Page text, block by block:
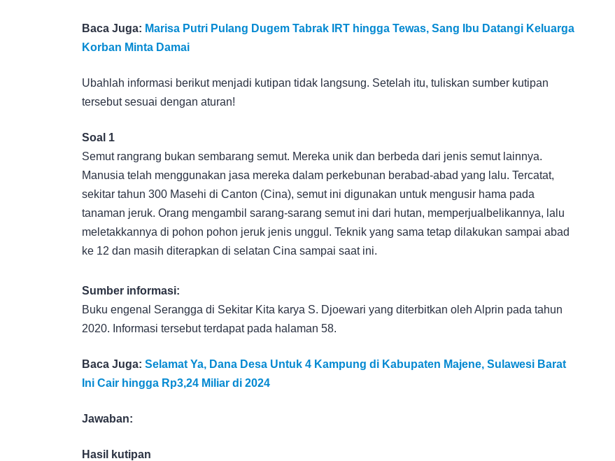
Baca Juga: Marisa Putri Pulang Dugem Tabrak IRT hingga Tewas, Sang Ibu Datangi Keluarga
Korban Minta Damai
Ubahlah informasi berikut menjadi kutipan tidak langsung. Setelah itu, tuliskan sumber kutipan
tersebut sesuai dengan aturan!
Soal 1
Semut rangrang bukan sembarang semut. Mereka unik dan berbeda dari jenis semut lainnya.
Manusia telah menggunakan jasa mereka dalam perkebunan berabad-abad yang lalu. Tercatat,
sekitar tahun 300 Masehi di Canton (Cina), semut ini digunakan untuk mengusir hama pada
tanaman jeruk. Orang mengambil sarang-sarang semut ini dari hutan, memperjualbelikannya, lalu
meletakkannya di pohon pohon jeruk jenis unggul. Teknik yang sama tetap dilakukan sampai abad
ke 12 dan masih diterapkan di selatan Cina sampai saat ini.
Sumber informasi:
Buku engenal Serangga di Sekitar Kita karya S. Djoewari yang diterbitkan oleh Alprin pada tahun
2020. Informasi tersebut terdapat pada halaman 58.
Baca Juga: Selamat Ya, Dana Desa Untuk 4 Kampung di Kabupaten Majene, Sulawesi Barat
Ini Cair hingga Rp3,24 Miliar di 2024
Jawaban:
Hasil kutipan